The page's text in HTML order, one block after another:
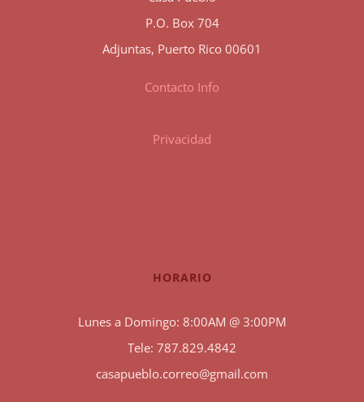
P.O. Box 704
Adjuntas, Puerto Rico 00601
Contacto Info
Privacidad
HORARIO
Lunes a Domingo: 8:00AM @ 3:00PM
Tele: 787.829.4842
casapueblo.correo@gmail.com